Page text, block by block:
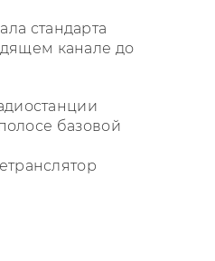
стандарта
канале до
базовой